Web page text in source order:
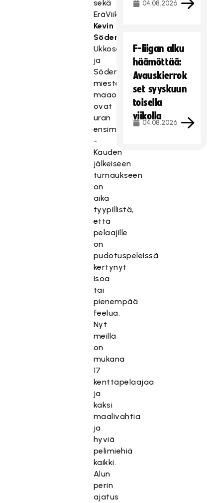
sekä
EräViikinkien
Kevin
Söderling
Ukkoselle
ja
Söderlingille
miesten
maaottelut
ovat
uran
ensimmäiset.
-
Kauden
jälkeiseen
turnaukseen
on
aika
tyypillistä,
että
pelaajille
on
pudotuspeleissä
kertynyt
isoa
tai
pienempää
feelua.
Nyt
meillä
on
mukana
17
kenttäpelaajaa
ja
kaksi
maalivahtia
ja
hyviä
pelimiehiä
kaikki.
Alun
perin
ajatus
04.08.2026
F-liigan alku
häämöttää:
Avauskierrok
set syyskuun
toisella
viikolla
04.08.2026